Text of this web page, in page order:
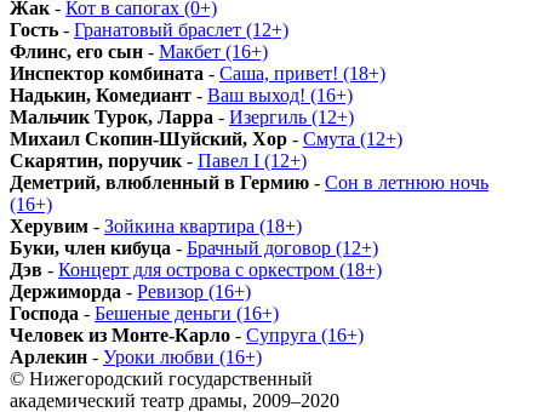
Жак - Кот в сапогах (0+)
Гость - Гранатовый браслет (12+)
Флинс, его сын - Макбет (16+)
Инспектор комбината - Саша, привет! (18+)
Надькин, Комедиант - Ваш выход! (16+)
Мальчик Турок, Ларра - Изергиль (12+)
Михаил Скопин-Шуйский, Хор - Смута (12+)
Скарятин, поручик - Павел I (12+)
Деметрий, влюбленный в Гермию - Сон в летнюю ночь
(16+)
Херувим - Зойкина квартира (18+)
Буки, член кибуца - Брачный договор (12+)
Дэв - Концерт для острова с оркестром (18+)
Держиморда - Ревизор (16+)
Господа - Бешеные деньги (16+)
Человек из Монте-Карло - Супруга (16+)
Арлекин - Уроки любви (16+)
© Нижегородский государственный
академический театр драмы, 2009–2020